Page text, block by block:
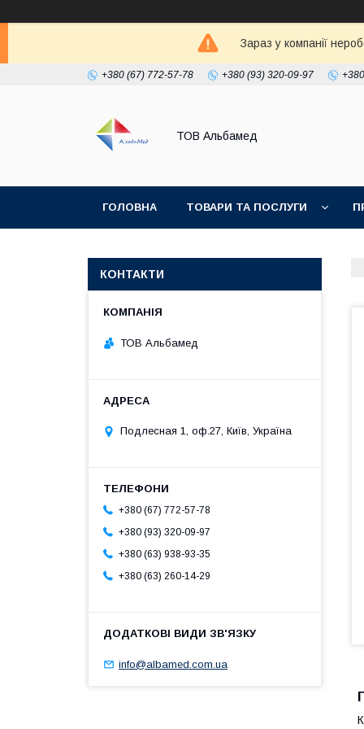
Зараз у компанії
+380 (67) 772-57-78 +380 (93) 320-09-97
ТОВ Альбамед
ГОЛОВНА ТОВАРИ ТА ПОСЛУГИ
КОНТАКТИ
ТОВ Альбамед
Подлесная 1, оф.27, Київ, Україна
+380 (67) 772-57-78
+380 (93) 320-09-97
+380 (63) 938-93-35
+380 (63) 260-14-29
info@albamed.com.ua